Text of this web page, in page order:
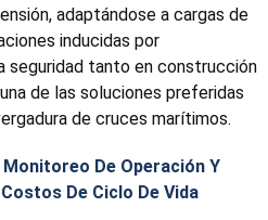
adaptándose a cargas de
inducidas por
seguridad tanto en construcción
de las soluciones preferidas
de cruces marítimos.
De Operación Y
De Ciclo De Vida